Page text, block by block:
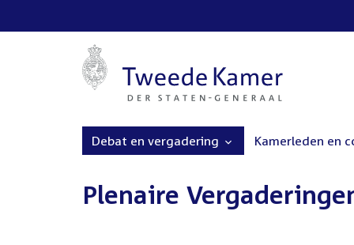
Debat en vergadering Kamerleden en
Plenaire